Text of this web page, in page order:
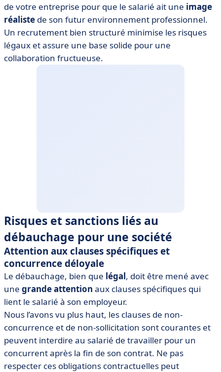
de votre entreprise pour que le salarié ait une image
réaliste de son futur environnement professionnel.
Un recrutement bien structuré minimise les risques
légaux et assure une base solide pour une
collaboration fructueuse.
Risques et sanctions liés au
débauchage pour une société
Attention aux clauses spécifiques et
concurrence déloyale
Le débauchage, bien que légal, doit être mené avec
une grande attention aux clauses spécifiques qui
lient le salarié à son employeur.
Nous l’avons vu plus haut, les clauses de non-
concurrence et de non-sollicitation sont courantes et
peuvent interdire au salarié de travailler pour un
concurrent après la fin de son contrat. Ne pas
respecter ces obligations contractuelles peut